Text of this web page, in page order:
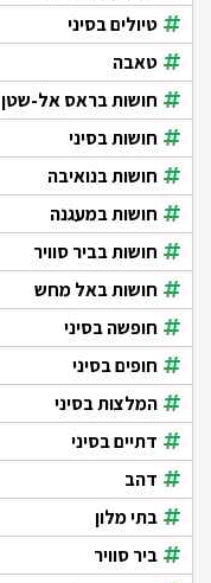
טיולים בסיני
טאבה
חושות בראס אל-שטן
חושות בסיני
חושות בנואיבה
חושות במעגנה
חושות בביר סוויר
חושות באל מחש
חופשה בסיני
חופים בסיני
המלצות בסיני
דתיים בסיני
דהב
בתי מלון
ביר סוויר